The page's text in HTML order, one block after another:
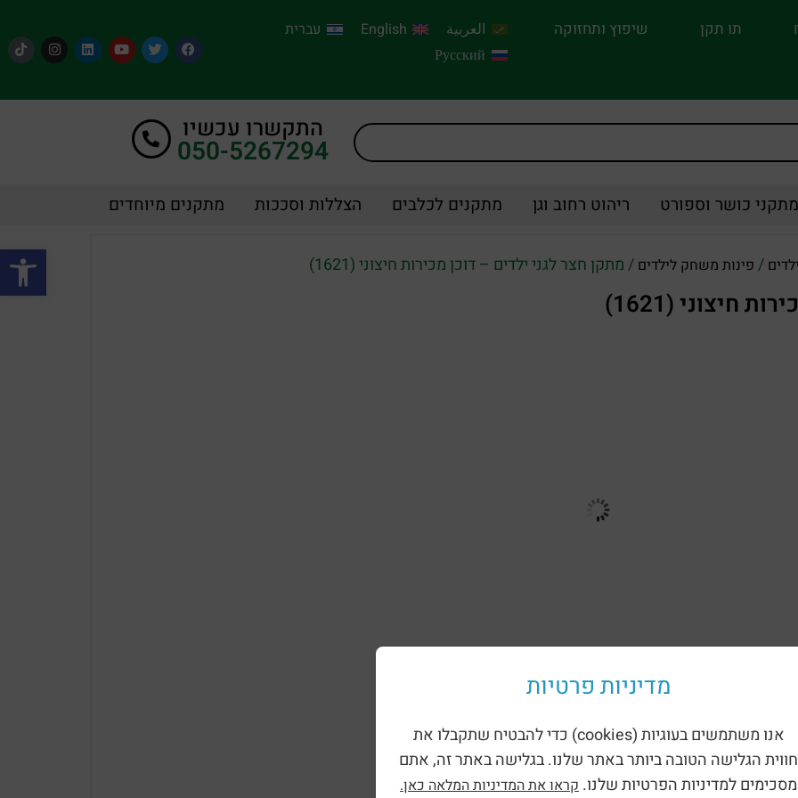
פתח
תו תקן
שיפוץ ותחזוקה
العربية English
עברית
Русский
התקשרו עכשיו
050-5267294
מתקני כושר וספורט ריהוט רחוב וגן מתקנים לכלבים הצללות וסככות מתקנים מיוחדים
/ פינות משחק לילדים / מתקן חצר לגני ילדים – דוכן מכירות חיצוני (1621)
חיצוני (1621)
חזרה לקטלוג
ילדים – דוכן מכירות חיצוני (1621)
מדיניות פרטיות
אנו משתמשים בעוגיות (cookies) כדי להבטיח שתקבלו את
חווית הגלישה הטובה ביותר באתר שלנו. בגלישה באתר זה, אתם
מסכימים למדיניות הפרטיות שלנו. קראו את המדיניות המלאה כאן.